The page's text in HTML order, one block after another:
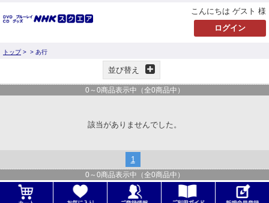
こんにちは ゲスト 様
トップ> > あ行
並び替え
0 ～ 0商品表示中（全0商品中）
該当がありませんでした。
1
0 ～ 0商品表示中（全0商品中）